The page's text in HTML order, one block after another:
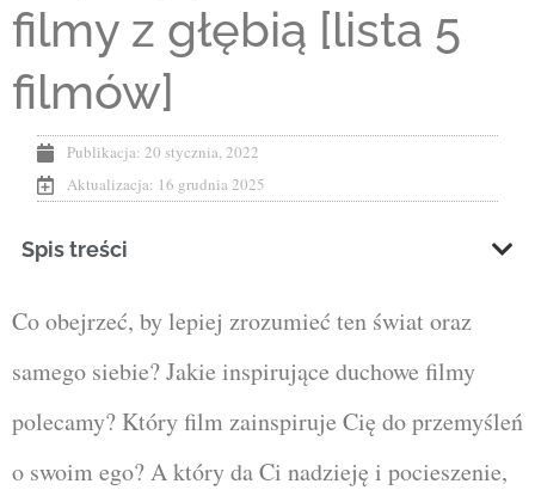
filmy z głębią [lista 5
filmów]
Publikacja: 20 stycznia, 2022
Aktualizacja: 16 grudnia 2025
Spis treści
Co obejrzeć, by lepiej zrozumieć ten świat oraz
samego siebie? Jakie inspirujące duchowe filmy
polecamy? Który film zainspiruje Cię do przemyśleń
o swoim ego? A który da Ci nadzieję i pocieszenie,